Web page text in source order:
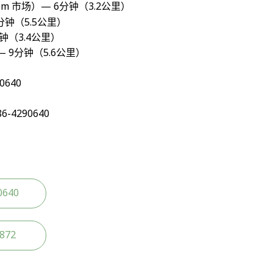
市场）— 6分钟（3.2公里）
（5.5公里）
3.4公里）
分钟（5.6公里）
4290640